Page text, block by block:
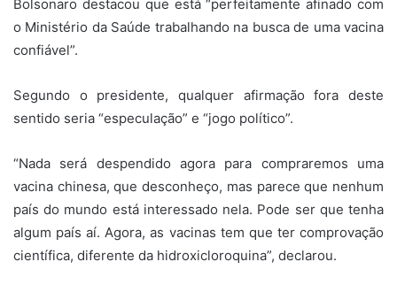
Bolsonaro destacou que está “perfeitamente afinado com
o Ministério da Saúde trabalhando na busca de uma vacina
confiável”.
Segundo o presidente, qualquer afirmação fora deste
sentido seria “especulação” e “jogo político”.
“Nada será despendido agora para compraremos uma
vacina chinesa, que desconheço, mas parece que nenhum
país do mundo está interessado nela. Pode ser que tenha
algum país aí. Agora, as vacinas tem que ter comprovação
científica, diferente da hidroxicloroquina”, declarou.